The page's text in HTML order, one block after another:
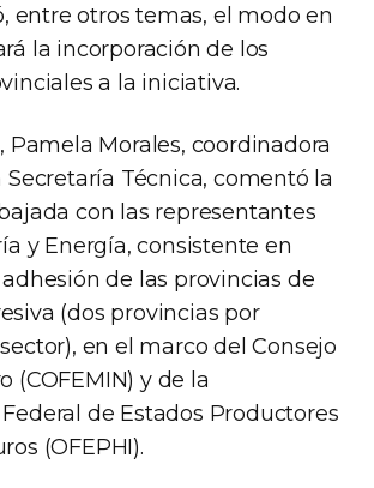
entre otros temas, el modo en
la incorporación de los
a la iniciativa.
Pamela Morales, coordinadora
Técnica, comentó la
con las representantes
y Energía, consistente en
de las provincias de
(dos provincias por
en el marco del Consejo
(COFEMIN) y de la
de Estados Productores
(OFEPHI).